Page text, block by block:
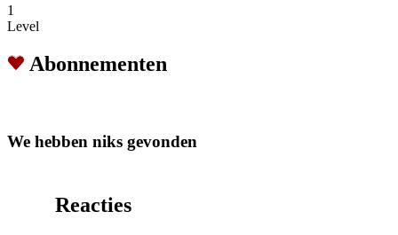
1
Level
Abonnementen
We hebben niks gevonden
Reacties